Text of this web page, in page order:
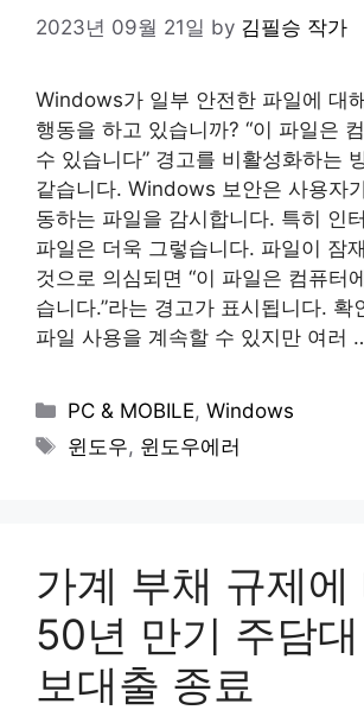
2023년 09월 21일 by 김필승 작가
Windows가 일부 안전한 파일에 대
행동을 하고 있습니까? “이 파일은
수 있습니다” 경고를 비활성화하는
같습니다. Windows 보안은 사용자
동하는 파일을 감시합니다. 특히 인
파일은 더욱 그렇습니다. 파일이 잠
것으로 의심되면 “이 파일은 컴퓨터
습니다.”라는 경고가 표시됩니다. 확
파일 사용을 계속할 수 있지만 여러
Categories
PC & MOBILE,Windows
Tags
윈도우, 윈도우에러
가계 부채 규제에
50년 만기 주담
보대출 종료